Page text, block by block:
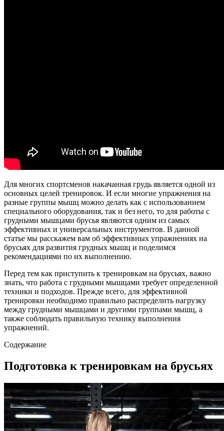
Для многих спортсменов накачанная грудь является одной из
основных целей тренировок. И если многие упражнения на
разные группы мышц можно делать как с использованием
специального оборудования, так и без него, то для работы с
грудными мышцами брусья являются одним из самых
эффективных и универсальных инструментов. В данной
статье мы расскажем вам об эффективных упражнениях на
брусьях для развития грудных мышц и поделимся
рекомендациями по их выполнению.
Перед тем как приступить к тренировкам на брусьях, важно
знать, что работа с грудными мышцами требует определенной
техники и подходов. Прежде всего, для эффективной
тренировки необходимо правильно распределить нагрузку
между грудными мышцами и другими группами мышц, а
также соблюдать правильную технику выполнения
упражнений.
Содержание
Подготовка к тренировкам на брусьях